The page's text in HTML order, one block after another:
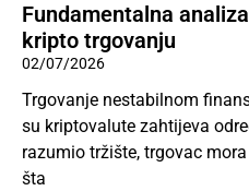
Fundamentalna
kripto trgovanju
02/07/2026
Trgovanje nestabilnom
su kriptovalute zahtijeva
razumio tržište, trgovac
šta